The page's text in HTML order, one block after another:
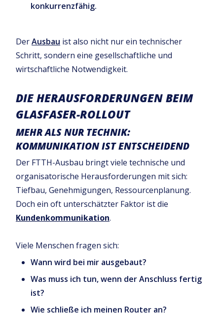
konkurrenzfähig.
DerAusbau ist also nicht nur ein technischer
Schritt, sondern eine gesellschaftliche und
wirtschaftliche Notwendigkeit.
DIE HERAUSFORDERUNGEN BEIM
GLASFASER-ROLLOUT
MEHR ALS NUR TECHNIK:
KOMMUNIKATION IST ENTSCHEIDEND
Der FTTH-Ausbau bringt viele technische und
organisatorische Herausforderungen mit sich:
Tiefbau, Genehmigungen, Ressourcenplanung.
Doch ein oft unterschätzter Faktor ist die
Kundenkommunikation.
Viele Menschen fragen sich:
Wann wird bei mir ausgebaut?
Was muss ich tun, wenn der Anschluss fertig
ist?
Wie schließe ich meinen Router an?